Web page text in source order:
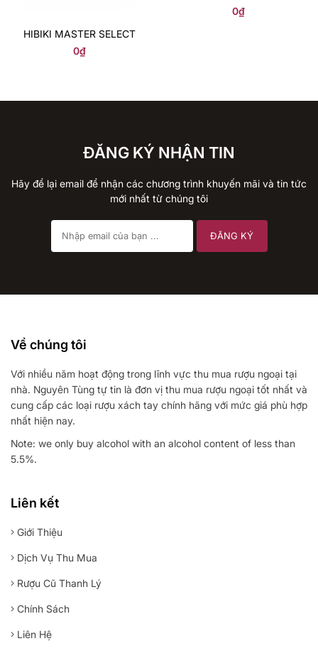
HIBIKI MASTER SELECT
0₫
0₫
ĐĂNG KÝ NHẬN TIN
Hãy để lại email để nhận các chương trình khuyến mãi và tin tức
mới nhất từ chúng tôi
Về chúng tôi
Với nhiều năm hoạt động trong lĩnh vực thu mua rượu ngoại tại
nhà. Nguyên Tùng tự tin là đơn vị thu mua rượu ngoại tốt nhất và
cung cấp các loại rượu xách tay chính hãng với mức giá phù hợp
nhất hiện nay.
Note: we only buy alcohol with an alcohol content of less than
5.5%.
Liên kết
Giới Thiệu
Dịch Vụ Thu Mua
Rượu Cũ Thanh Lý
Chính Sách
Liên Hệ